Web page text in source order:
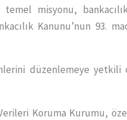
misyonu,
Kanunu’nun 93.
düzenlemeye
Koruma Kurumu,